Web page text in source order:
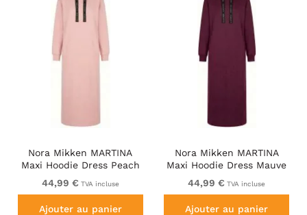
Nora Mikken MARTINA
Maxi Hoodie Dress Peach
Whip
44,99 € TVA incluse
Ajouter au panier
Nora Mikken MARTINA
Maxi Hoodie Dress Mauve
Wine
44,99 € TVA incluse
Ajouter au panier